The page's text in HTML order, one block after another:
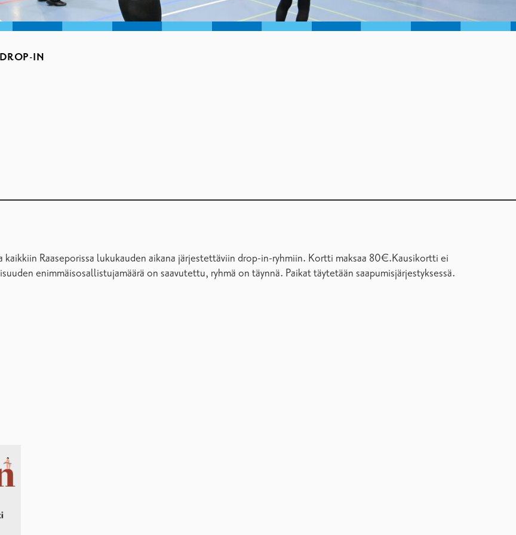
DROP-IN
Raaseporissa lukukauden aikana järjestettäviin drop-in-ryhmiin. Kortti maksaa 80€.Kausikortti ei
enimmäisosallistujamäärä on saavutettu, ryhmä on täynnä. Paikat täytetään saapumisjärjestyksessä.